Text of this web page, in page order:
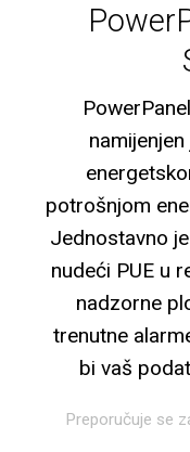
potrošnjom
Jednostavno
nudeći PUE u
nadzorne
trenutne
bi vaš
Preporučuje se